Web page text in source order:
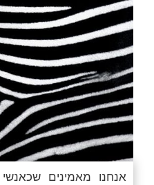
אנחנו מאמינים